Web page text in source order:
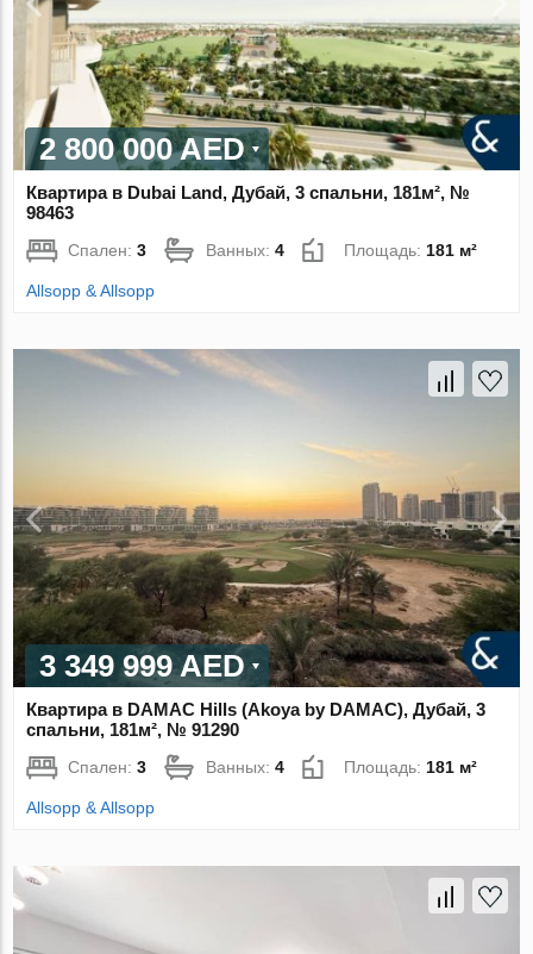
2 800 000 AED
Квартира в Dubai Land, Дубай, 3 спальни, 181м², №
98463
Спален:3 Ванных:4 Площадь:181 м²
Allsopp & Allsopp
3 349 999 AED
Квартира в DAMAC Hills (Akoya by DAMAC), Дубай, 3
спальни, 181м², № 91290
Спален:3 Ванных:4 Площадь: 181 м²
Allsopp & Allsopp